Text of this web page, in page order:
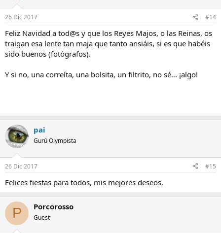
26 Dic 2017 #14
Feliz Navidad a tod@s y que los Reyes Majos, o las Reinas, os
traigan esa lente tan maja que tanto ansiáis, si es que habéis
sido buenos (fotógrafos).
Y si no, una correíta, una bolsita, un filtrito, no sé... ¡algo!
pai
Gurú Olympista
26 Dic 2017 #15
Felices fiestas para todos, mis mejores deseos.
P Porcorosso
Guest